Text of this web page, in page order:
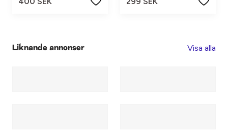
Liknande annonser Visa alla